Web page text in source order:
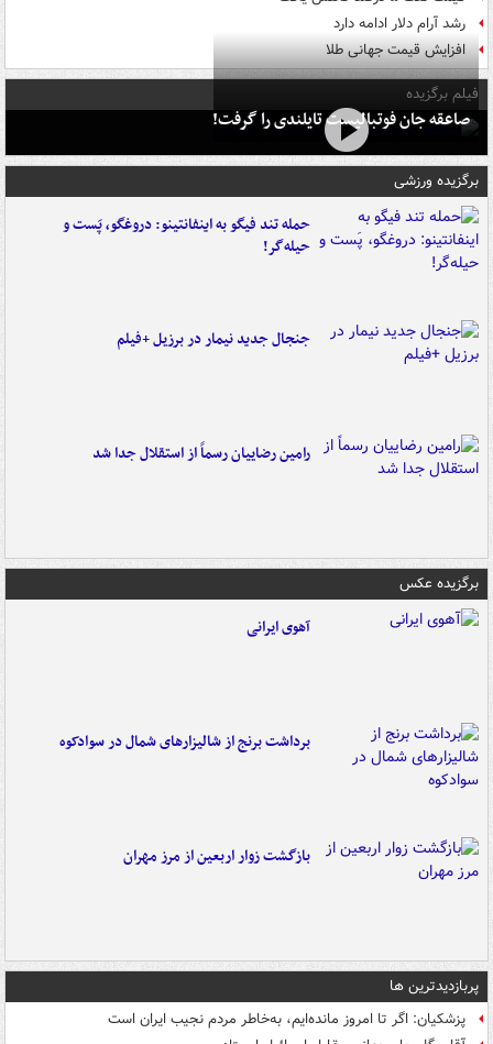
رشد آرام دلار ادامه دارد
افزایش قیمت جهانی طلا
فیلم برگزیده
صاعقه جان فوتبالیست تایلندی را گرفت!
برگزیده ورزشی
حمله تند فیگو به اینفانتینو: دروغگو، پَست‌ و
حیله‌گر!
جنجال جدید نیمار در برزیل +فیلم
رامین رضاییان رسماً از استقلال جدا شد
برگزیده عکس
آهوی ایرانی
برداشت برنج از شالیزارهای شمال در سوادکوه
بازگشت زوار اربعین از مرز مهران
پربازدیدترین ها
پزشکیان: اگر تا امروز مانده‌ایم، به‌خاطر مردم نجیب ایران است